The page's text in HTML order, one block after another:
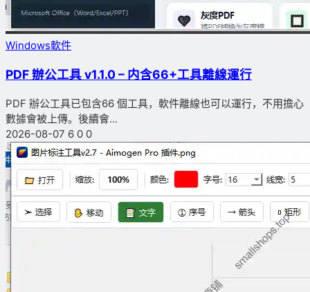
Windows軟件
PDF 辦公工具 v1.1.0 – 内含66+工具離線運行
PDF 辦公工具已包含66 個工具，軟件離線也可以運行，不用擔心
數據會被上傳。後續會...
2026-08-07 6 0 0